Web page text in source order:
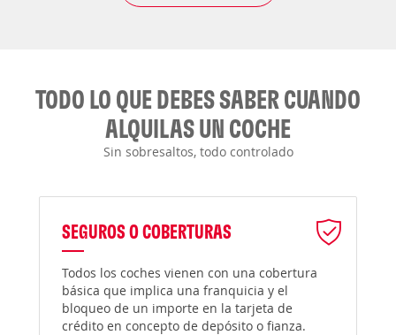
TODO LO QUE DEBES SABER CUANDO
ALQUILAS UN COCHE
Sin sobresaltos, todo controlado
SEGUROS O COBERTURAS
Todos los coches vienen con una cobertura
básica que implica una franquicia y el
bloqueo de un importe en la tarjeta de
crédito en concepto de depósito o fianza.